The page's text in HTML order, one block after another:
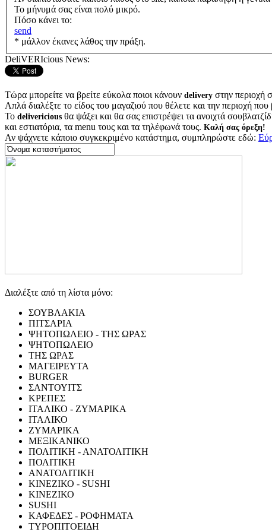
Το μήνυμά σας είναι πολύ μικρό.
Πόσο κάνει το:
send
* μάλλον έκανες λάθος την πράξη.
DeliVERIcious News:
Τώρα μπορείτε να βρείτε εύκολα ποιοι κάνουν delivery στην περιοχή
Απλά διαλέξτε το είδος του μαγαζιού που θέλετε και την περιοχή που
Το delivericious θα ψάξει και θα σας επιστρέψει τα ανοιχτά
και εστιατόρια, τα menu τους και τα τηλέφωνά τους. Καλή σας όρεξη!
Αν ψάχνετε κάποιο συγκεκριμένο κατάστημα, συμπληρώστε εδώ:
Διαλέξτε από τη λίστα μόνο:
ΣΟΥΒΛΑΚΙΑ
ΠΙΤΣΑΡΙΑ
ΨΗΤΟΠΩΛΕΙΟ - ΤΗΣ ΩΡΑΣ
ΨΗΤΟΠΩΛΕΙΟ
ΤΗΣ ΩΡΑΣ
ΜΑΓΕΙΡΕΥΤΑ
BURGER
ΣΑΝΤΟΥΙΤΣ
ΚΡΕΠΕΣ
ΙΤΑΛΙΚΟ - ΖΥΜΑΡΙΚΑ
ΙΤΑΛΙΚΟ
ΖΥΜΑΡΙΚΑ
ΜΕΞΙΚΑΝΙΚΟ
ΠΟΛΙΤΙΚΗ - ΑΝΑΤΟΛΙΤΙΚΗ
ΠΟΛΙΤΙΚΗ
ΑΝΑΤΟΛΙΤΙΚΗ
ΚΙΝΕΖΙΚΟ - SUSHI
ΚΙΝΕΖΙΚΟ
SUSHI
ΚΑΦΕΔΕΣ - ΡΟΦΗΜΑΤΑ
ΤΥΡΟΠΙΤΟΕΙΔΗ